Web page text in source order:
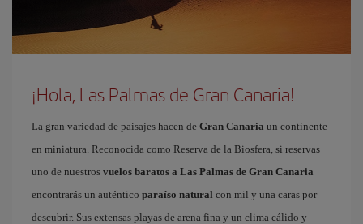
¡Hola, Las Palmas de Gran Canaria!
La gran variedad de paisajes hacen de Gran Canaria un continente
en miniatura. Reconocida como Reserva de la Biosfera, si reservas
uno de nuestros vuelos baratos a Las Palmas de Gran Canaria
encontrarás un auténtico paraíso natural con mil y una caras por
descubrir. Sus extensas playas de arena fina y un clima cálido y